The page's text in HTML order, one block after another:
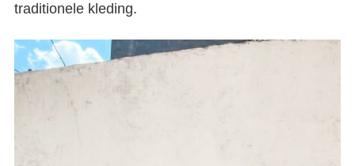
traditionele kleding.